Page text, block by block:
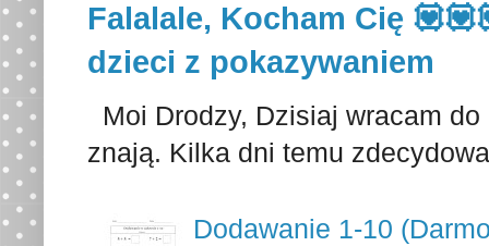
Falalale, Kocham Cię
dzieci z pokazywaniem
Moi Drodzy, Dzisiaj wracam
znają. Kilka dni temu
Dodawanie 1-10